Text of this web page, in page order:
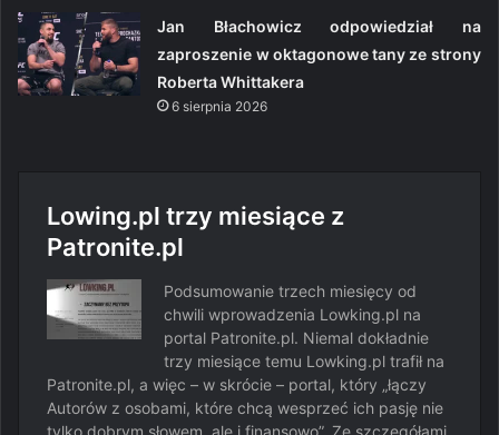
Jan Błachowicz odpowiedział na
zaproszenie w oktagonowe tany ze strony
Roberta Whittakera
6 sierpnia 2026